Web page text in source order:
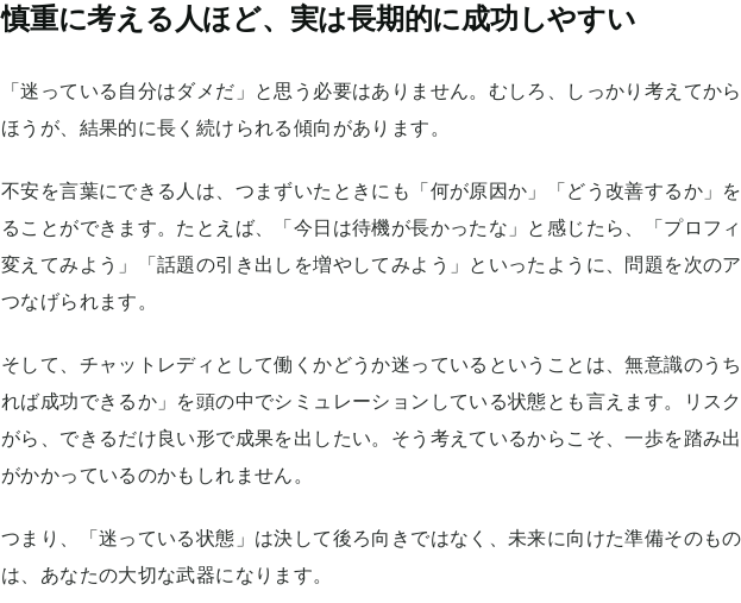
慎重に考える人ほど、実は長期的に成功しやすい
「迷っている自分はダメだ」と思う必要はありません。むしろ、しっかり考えてか
ほうが、結果的に長く続けられる傾向があります。
不安を言葉にできる人は、つまずいたときにも「何が原因か」「どう改善するか」
ることができます。たとえば、「今日は待機が長かったな」と感じたら、「プロフ
変えてみよう」「話題の引き出しを増やしてみよう」といったように、問題を次の
つなげられます。
そして、チャットレディとして働くかどうか迷っているということは、無意識のう
れば成功できるか」を頭の中でシミュレーションしている状態とも言えます。リス
がら、できるだけ良い形で成果を出したい。そう考えているからこそ、一歩を踏み
がかかっているのかもしれません。
つまり、「迷っている状態」は決して後ろ向きではなく、未来に向けた準備そのも
は、あなたの大切な武器になります。